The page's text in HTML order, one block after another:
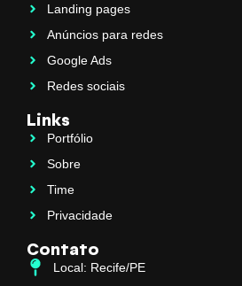
Landing pages
Anúncios para redes
Google Ads
Redes sociais
Links
Portfólio
Sobre
Time
Privacidade
Contato
Local: Recife/PE